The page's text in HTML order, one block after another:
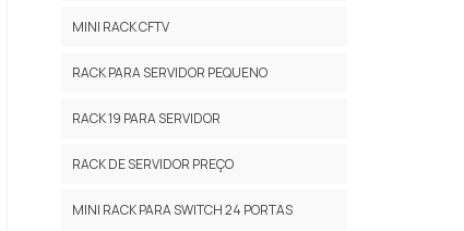
MINI RACK CFTV
RACK PARA SERVIDOR PEQUENO
RACK 19 PARA SERVIDOR
RACK DE SERVIDOR PREÇO
MINI RACK PARA SWITCH 24 PORTAS